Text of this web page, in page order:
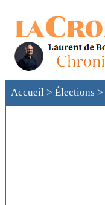
Accueil > Élections >